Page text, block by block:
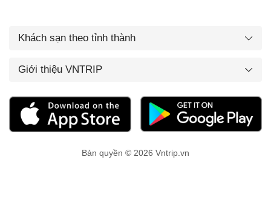
Khách sạn theo tỉnh thành
Giới thiệu VNTRIP
Bản quyền © 2026 Vntrip.vn